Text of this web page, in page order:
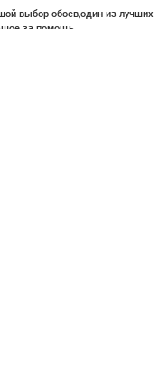
выбор обоев,один из лучших
за помощь.